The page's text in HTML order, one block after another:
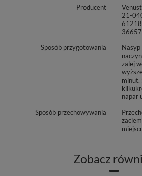
Producent
21-
Sposób przygotowania
Nasyp
zalej
minut.
napar
Sposób przechowywania
Zobacz